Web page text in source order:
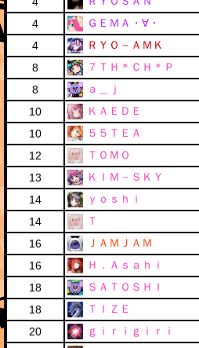
4
ＧＥＭＡ・∀・
4
ＲＹＯ－ＡＭＫ
8
７ＴＨ＊ＣＨ＊Ｐ
8
ａ＿ｊ
10
ＫＡＥＤＥ
10
５５ＴＥＡ
12
ＴＯＭＯ
13
ＫＩＭ－ＳＫＹ
14
ｙｏｓｈｉ
14
Ｔ
16
ＪＡＭＪＡＭ
16
Ｈ．Ａｓａｈｉ
18
ＳＡＴＯＳＨＩ
18
ＴＩＺＥ
20
ｇｉｒｉｇｉｒｉ